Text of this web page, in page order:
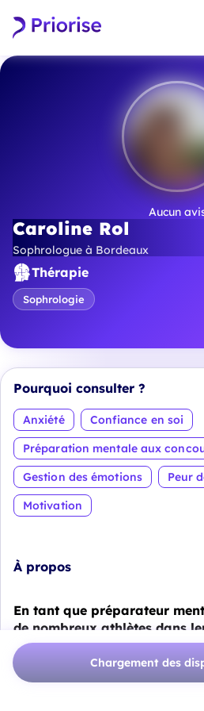
Aucun
Caroline Rol
Sophrologue à Bordeaux
Thérapie
Sophrologie
Pourquoi consulter ?
Anxiété
Confiance en soi
Préparation mentale aux
Gestion des émotions
Peur
Motivation
À propos
En tant que préparateur
de nombreux athlètes dans
performance, mais aussi
personnels. Mon propre
rencontrer une
Chargement des